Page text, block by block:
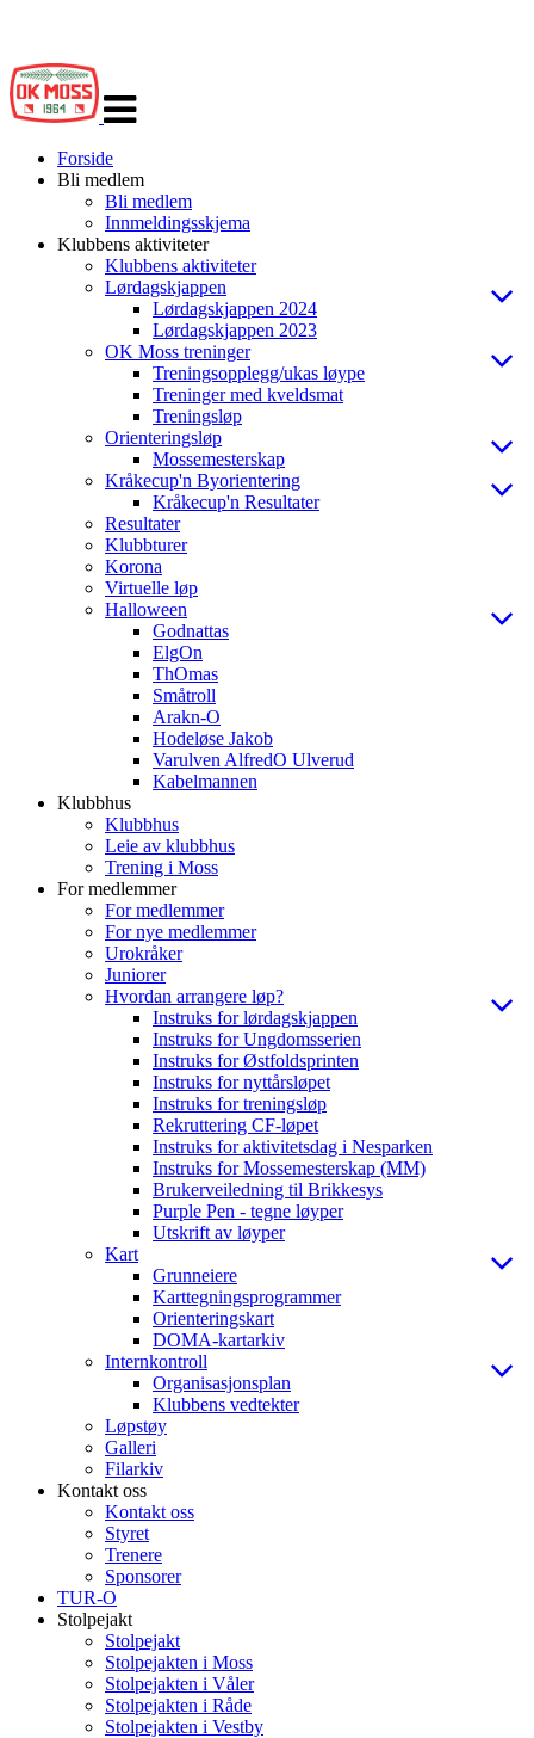
navigasjon
Forside
Bli medlem
Bli medlem
Innmeldingsskjema
Klubbens aktiviteter
Klubbens aktiviteter
Lørdagskjappen
Lørdagskjappen 2024
Lørdagskjappen 2023
OK Moss treninger
Treningsopplegg/ukas løype
Treninger med kveldsmat
Treningsløp
Orienteringsløp
Mossemesterskap
Kråkecup'n Byorientering
Kråkecup'n Resultater
Resultater
Klubbturer
Korona
Virtuelle løp
Halloween
Godnattas
ElgOn
ThOmas
Småtroll
Arakn-O
Hodeløse Jakob
Varulven AlfredO Ulverud
Kabelmannen
Klubbhus
Klubbhus
Leie av klubbhus
Trening i Moss
For medlemmer
For medlemmer
For nye medlemmer
Urokråker
Juniorer
Hvordan arrangere løp?
Instruks for lørdagskjappen
Instruks for Ungdomsserien
Instruks for Østfoldsprinten
Instruks for nyttårsløpet
Instruks for treningsløp
Rekruttering CF-løpet
Instruks for aktivitetsdag i Nesparken
Instruks for Mossemesterskap (MM)
Brukerveiledning til Brikkesys
Purple Pen - tegne løyper
Utskrift av løyper
Kart
Grunneiere
Karttegningsprogrammer
Orienteringskart
DOMA-kartarkiv
Internkontroll
Organisasjonsplan
Klubbens vedtekter
Løpstøy
Galleri
Filarkiv
Kontakt oss
Kontakt oss
Styret
Trenere
Sponsorer
TUR-O
Stolpejakt
Stolpejakt
Stolpejakten i Moss
Stolpejakten i Våler
Stolpejakten i Råde
Stolpejakten i Vestby